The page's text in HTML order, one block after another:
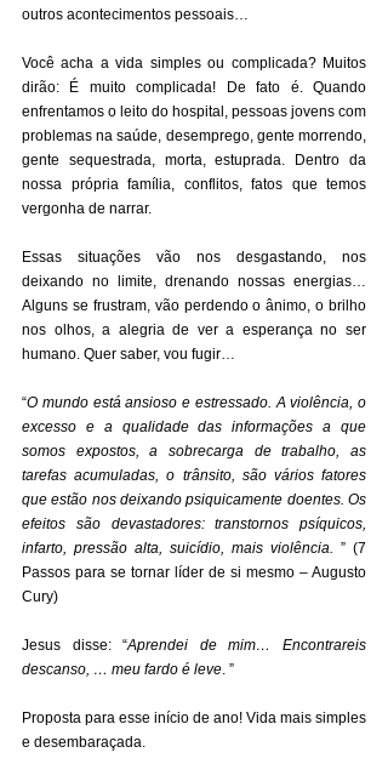
outros acontecimentos pessoais…
Você acha a vida simples ou complicada? Muitos
dirão: É muito complicada! De fato é. Quando
enfrentamos o leito do hospital, pessoas jovens com
problemas na saúde, desemprego, gente morrendo,
gente sequestrada, morta, estuprada. Dentro da
nossa própria família, conflitos, fatos que temos
vergonha de narrar.
Essas situações vão nos desgastando, nos
deixando no limite, drenando nossas energias…
Alguns se frustram, vão perdendo o ânimo, o brilho
nos olhos, a alegria de ver a esperança no ser
humano. Quer saber, vou fugir…
“O mundo está ansioso e estressado. A violência, o
excesso e a qualidade das informações a que
somos expostos, a sobrecarga de trabalho, as
tarefas acumuladas, o trânsito, são vários fatores
que estão nos deixando psiquicamente doentes. Os
efeitos são devastadores: transtornos psíquicos,
infarto, pressão alta, suicídio, mais violência. ” (7
Passos para se tornar líder de si mesmo – Augusto
Cury)
Jesus disse: “Aprendei de mim… Encontrareis
descanso, … meu fardo é leve. ”
Proposta para esse início de ano! Vida mais simples
e desembaraçada.